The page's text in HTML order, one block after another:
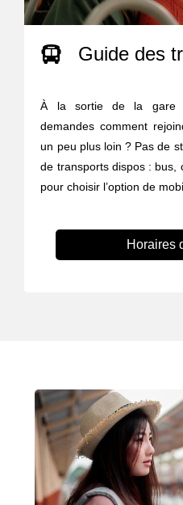
Guide des
À la sortie de la gare
demandes comment
un peu plus loin ? Pas de
de transports dispos : bus,
pour choisir l’option de
Horaires